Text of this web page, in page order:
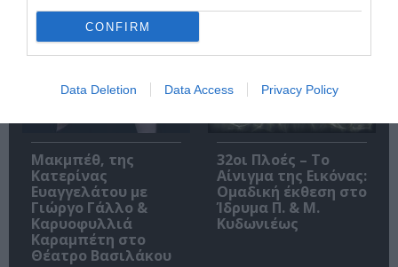
CONFIRM
Data Deletion Data Access Privacy Policy
Ολύμπια
Μακμπέθ, της
Κατερίνας
Ευαγγελάτου με
Γιώργο Γάλλο &
Καρυοφυλλιά
Καραμπέτη στο
Θέατρο Βασιλάκου
32οι Πλοές – Το
Αίνιγμα της Εικόνας:
Ομαδική έκθεση στο
Ίδρυμα Π. & Μ.
Κυδωνιέως